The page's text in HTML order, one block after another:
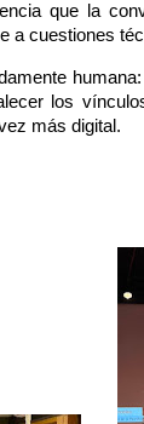
que la
a cuestiones
los
más digital.